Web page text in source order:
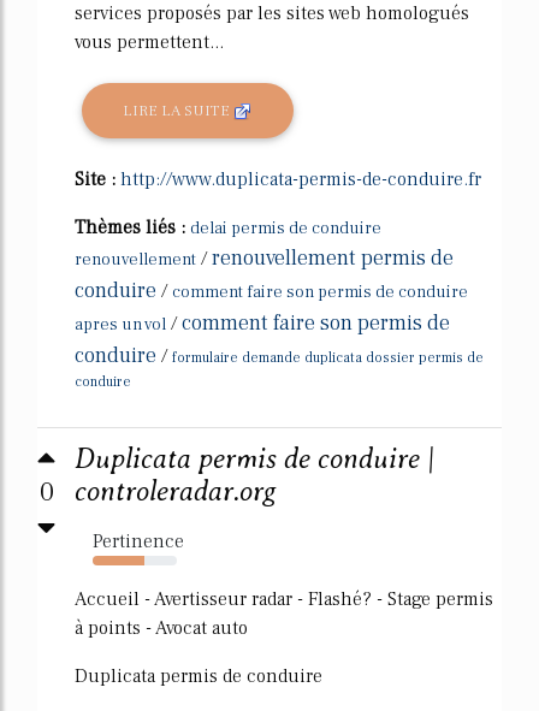
services proposés par les sites web homologués
vous permettent...
LIRE LA SUITE
Site : http://www.duplicata-permis-de-conduire.fr
Thèmes liés : delai permis de conduire
renouvellement /renouvellement permis de
conduire / comment faire son permis de conduire
apres un vol /comment faire son permis de
conduire / formulaire demande duplicata dossier permis de
conduire
0
Duplicata permis de conduire |
controleradar.org
Pertinence
61%
Accueil - Avertisseur radar - Flashé? - Stage permis
à points - Avocat auto
Duplicata permis de conduire